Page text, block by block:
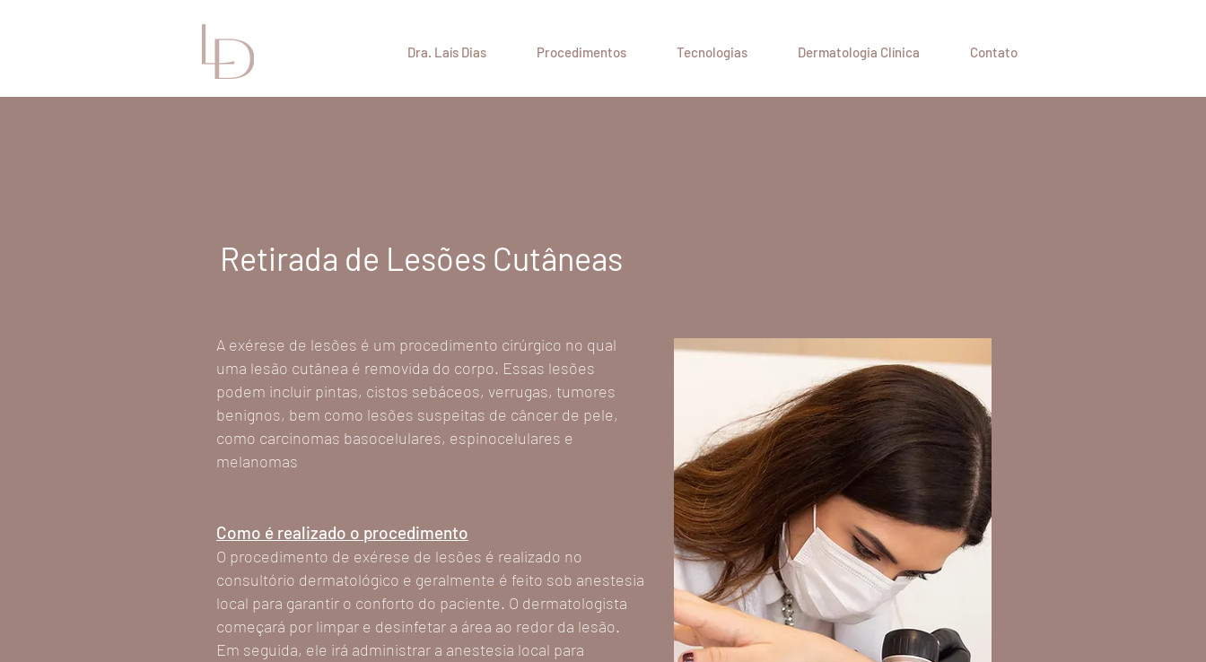
Dra. Laís Dias Procedimentos Tecnologias Dermatologia Clínica Contato
Retirada de Lesões Cutâneas
A exérese de lesões é um procedimento cirúrgico no qual
uma lesão cutânea é removida do corpo. Essas lesões
podem incluir pintas, cistos sebáceos, verrugas, tumores
benignos, bem como lesões suspeitas de câncer de pele,
como carcinomas basocelulares, espinocelulares e
melanomas
Como é realizado o procedimento
O procedimento de exérese de lesões é realizado no
consultório dermatológico e geralmente é feito sob anestesia
local para garantir o conforto do paciente. O dermatologista
começará por limpar e desinfetar a área ao redor da lesão.
Em seguida, ele irá administrar a anestesia local para